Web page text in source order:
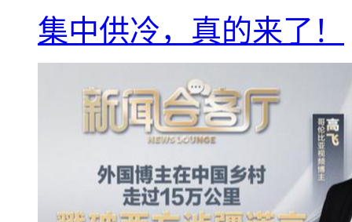
集中供冷，真的来了！